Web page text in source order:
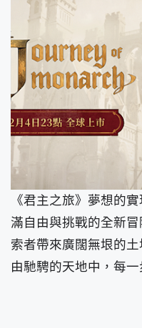
《君主之旅》夢想的
滿自由與挑戰的全新
索者帶來廣闊無垠的
由馳騁的天地中，每